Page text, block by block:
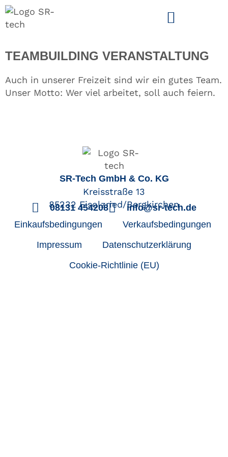
SCHLAGWORT:
TEAMBUILDING
TEAMBUILDING VERANSTALTUNG
Auch in unserer Freizeit sind wir ein gutes Team.
Unser Motto: Wer viel arbeitet, soll auch feiern.
SR-Tech GmbH & Co. KG
Kreisstraße 13
85232 Eisolzried/Bergkirchen
08131 454208
info@sr-tech.de
Einkaufsbedingungen
Verkaufsbedingungen
Impressum
Datenschutzerklärung
Cookie-Richtlinie (EU)